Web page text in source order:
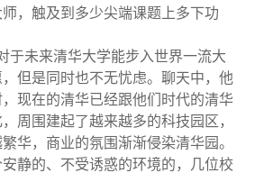
，触及到多少尖端课题上多下功
于未来清华大学能步入世界一流大
但是同时也不无忧虑。聊天中，他
现在的清华已经跟他们时代的清华
周围建起了越来越多的科技园区，
华，商业的氛围渐渐侵染清华园。
静的、不受诱惑的环境的，几位校